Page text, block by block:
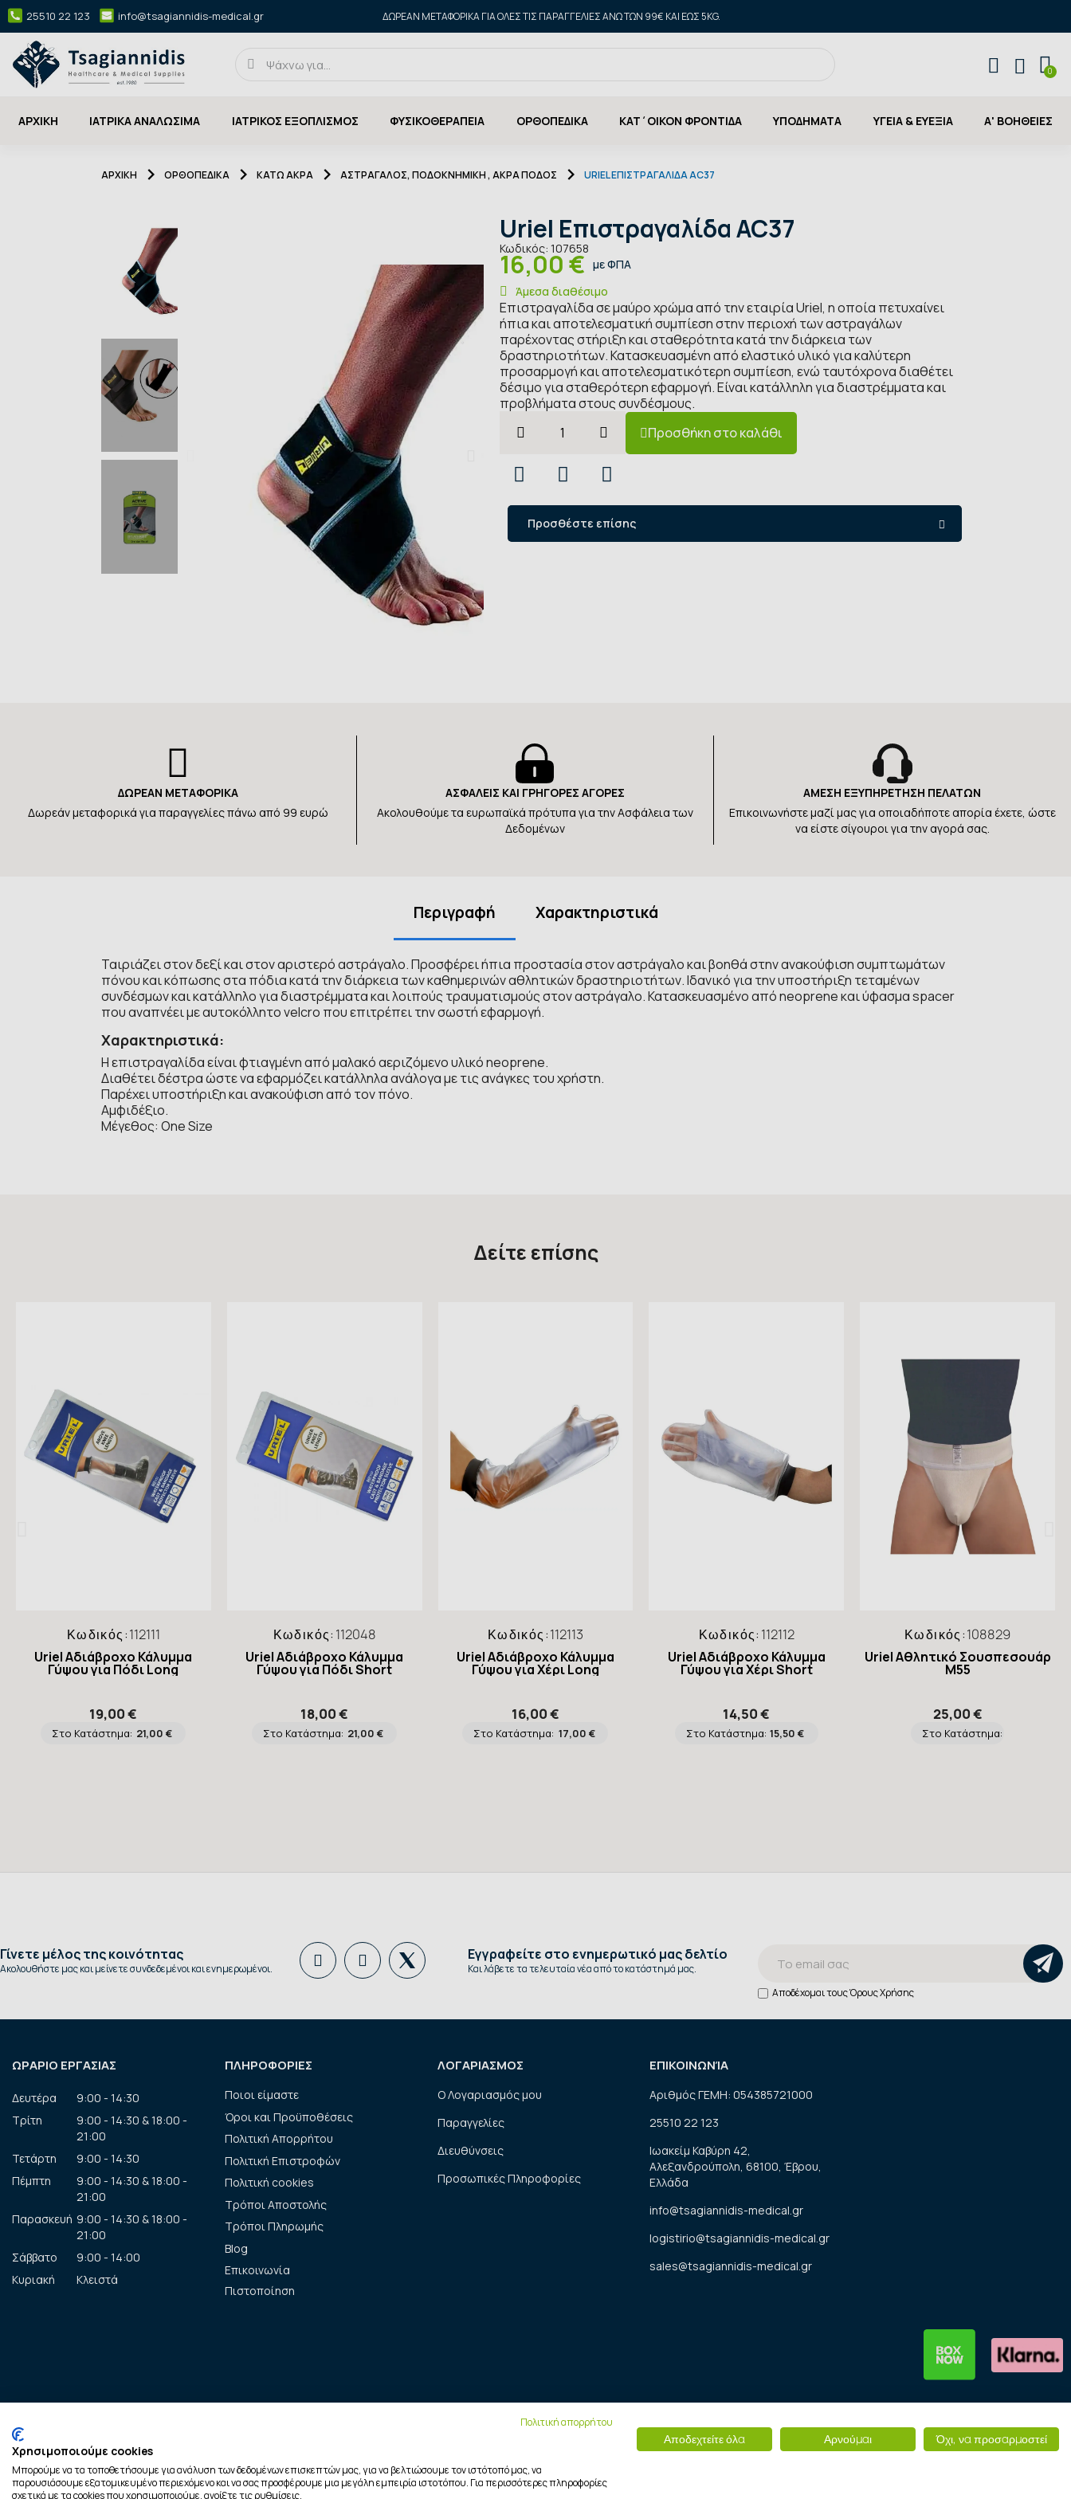
25510 22 123 info@tsagiannidis-medical.gr ΔΩΡΕΑΝ ΜΕΤΑΦΟΡΙΚΑ ΓΙΑ ΌΛΕΣ ΤΙΣ ΠΑΡΑΓΓΕΛΊΕΣ ΆΝΩ ΤΩΝ 99€ ΚΑΙ ΈΩΣ 5KG.
ΑΡΧΙΚΉ ΙΑΤΡΙΚΑ ΑΝΑΛΩΣΙΜΑ ΙΑΤΡΙΚΟΣ ΕΞΟΠΛΙΣΜΟΣ ΦΥΣΙΚΟΘΕΡΑΠΕΙΑ ΟΡΘΟΠΕΔΙΚΑ ΚΑΤ΄ΟΙΚΟΝ ΦΡΟΝΤΙΔΑ ΥΠΟΔΗΜΑΤΑ ΥΓΕΙΑ & ΕΥΕΞΙΑ Α' ΒΟΗΘΕΙΕΣ
ΑΡΧΙΚΉ ΟΡΘΟΠΕΔΙΚΑ ΚΑΤΩ ΑΚΡΑ ΑΣΤΡΆΓΑΛΟΣ, ΠΟΔΟΚΝΗΜΙΚΉ , ΆΚΡΑ ΠΟΔΌΣ URIEL ΕΠΙΣΤΡΑΓΑΛΊΔΑ AC37
Uriel Επιστραγαλίδα AC37
Κωδικός: 107658
16,00 € με ΦΠΑ
Άμεσα διαθέσιμο
Επιστραγαλίδα σε μαύρο χρώμα από την εταιρία Uriel, η οποία πετυχαίνει
ήπια και αποτελεσματική συμπίεση στην περιοχή των αστραγάλων
παρέχοντας στήριξη και σταθερότητα κατά την διάρκεια των
δραστηριοτήτων. Κατασκευασμένη από ελαστικό υλικό για καλύτερη
προσαρμογή και αποτελεσματικότερη συμπίεση, ενώ ταυτόχρονα διαθέτει
δέσιμο για σταθερότερη εφαρμογή. Είναι κατάλληλη για διαστρέμματα και
προβλήματα στους συνδέσμους.
Προσθήκη στο καλάθι
Προσθέστε επίσης
ΔΩΡΕΑΝ ΜΕΤΑΦΟΡΙΚΑ
Δωρεάν μεταφορικά για παραγγελίες πάνω από 99 ευρώ
ΑΣΦΑΛΕΙΣ ΚΑΙ ΓΡΗΓΟΡΕΣ ΑΓΟΡΕΣ
Ακολουθούμε τα ευρωπαϊκά πρότυπα για την Ασφάλεια των
Δεδομένων
ΑΜΕΣΗ ΕΞΥΠΗΡΕΤΗΣΗ ΠΕΛΑΤΩΝ
Επικοινωνήστε μαζί μας για οποιαδήποτε απορία έχετε, ώστε
να είστε σίγουροι για την αγορά σας.
Περιγραφή Χαρακτηριστικά
Ταιριάζει στον δεξί και στον αριστερό αστράγαλο. Προσφέρει ήπια προστασία στον αστράγαλο και βοηθά στην ανακούφιση συμπτωμάτων
πόνου και κόπωσης στα πόδια κατά την διάρκεια των καθημερινών αθλητικών δραστηριοτήτων. Ιδανικό για την υποστήριξη τεταμένων
συνδέσμων και κατάλληλο για διαστρέμματα και λοιπούς τραυματισμούς στον αστράγαλο. Κατασκευασμένο από neoprene και ύφασμα spacer
που αναπνέει με αυτοκόλλητο velcro που επιτρέπει την σωστή εφαρμογή.
Χαρακτηριστικά:
Η επιστραγαλίδα είναι φτιαγμένη από μαλακό αεριζόμενο υλικό neoprene.
Διαθέτει δέστρα ώστε να εφαρμόζει κατάλληλα ανάλογα με τις ανάγκες του χρήστη.
Παρέχει υποστήριξη και ανακούφιση από τον πόνο.
Αμφιδέξιο.
Μέγεθος: One Size
Δείτε επίσης
Κωδικός:112111
Uriel Αδιάβροχο Κάλυμμα
Γύψου για Πόδι Long
19,00 €
Στο Κατάστημα: 21,00 €
Κωδικός: 112048
Uriel Αδιάβροχο Κάλυμμα
Γύψου για Πόδι Short
18,00 €
Στο Κατάστημα: 21,00 €
Κωδικός:112113
Uriel Αδιάβροχο Κάλυμμα
Γύψου για Χέρι Long
16,00 €
Στο Κατάστημα: 17,00 €
Κωδικός: 112112
Uriel Αδιάβροχο Κάλυμμα
Γύψου για Χέρι Short
14,50 €
Στο Κατάστημα: 15,50 €
Κωδικός:108829
Uriel Αθλητικό Σουσπεσουάρ
M55
25,00 €
Στο Κατάστημα:
Γίνετε μέλος της κοινότητας
Ακολουθήστε μας και μείνετε συνδεδεμένοι και ενημερωμένοι.
Εγγραφείτε στο ενημερωτικό μας δελτίο
Και λάβετε τα τελευταία νέα από το κατάστημά μας.
Αποδέχομαι τουςΌρους Χρήσης
ΩΡΑΡΙΟ ΕΡΓΑΣΙΑΣ
Δευτέρα
9:00 - 14:30
Τρίτη
9:00 - 14:30 & 18:00 -
21:00
Τετάρτη
9:00 - 14:30
Πέμπτη
9:00 - 14:30 & 18:00 -
21:00
Παρασκευή 9:00 - 14:30 & 18:00 -
21:00
Σάββατο
9:00 - 14:00
Κυριακή
Κλειστά
ΠΛΗΡΟΦΟΡΙΕΣ
Ποιοι είμαστε
Όροι και Προϋποθέσεις
Πολιτική Απορρήτου
Πολιτική Επιστροφών
Πολιτική cookies
Τρόποι Αποστολής
Τρόποι Πληρωμής
Blog
Επικοινωνία
Πιστοποίηση
ΛΟΓΑΡΙΑΣΜΟΣ
Ο Λογαριασμός μου
Παραγγελίες
Διευθύνσεις
Προσωπικές Πληροφορίες
ΕΠΙΚΟΙΝΩΝΊΑ
Αριθμός ΓΕΜΗ: 054385721000
25510 22 123
Ιωακείμ Καβύρη 42,
Αλεξανδρούπολη, 68100, Έβρου,
Ελλάδα
info@tsagiannidis-medical.gr
logistirio@tsagiannidis-medical.gr
sales@tsagiannidis-medical.gr
Copyright © 2025 Tsagiannidis Medical. | Developed by Synergic Software
Πολιτική απορρήτου
Χρησιμοποιούμε cookies
Μπορούμε να τα τοποθετήσουμε για ανάλυση των δεδομένων επισκεπτών μας, για να βελτιώσουμε τον ιστότοπό μας, να
παρουσιάσουμε εξατομικευμένο περιεχόμενο και να σας προσφέρουμε μια μεγάλη εμπειρία ιστοτόπου. Για περισσότερες πληροφορίες
σχετικά με τα cookies που χρησιμοποιούμε, ανοίξτε τις ρυθμίσεις.
Αποδεχτείτε όλα Αρνούμαι Όχι, να προσαρμοστεί